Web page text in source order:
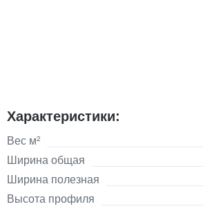
Характеристики:
Вес м²
Ширина общая
Ширина полезная
Высота профиля